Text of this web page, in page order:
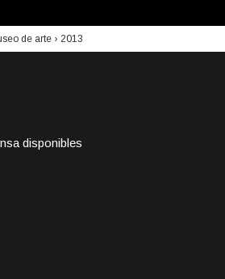
de arte › 2013
disponibles